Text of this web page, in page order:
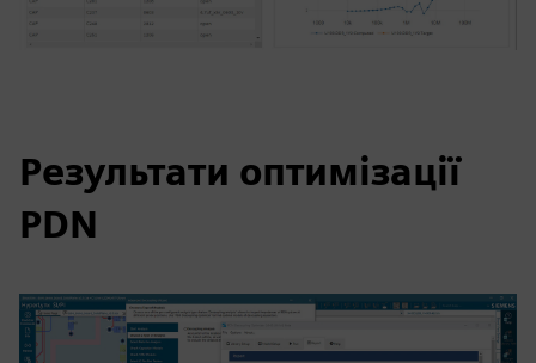
Результати оптимізації
PDN